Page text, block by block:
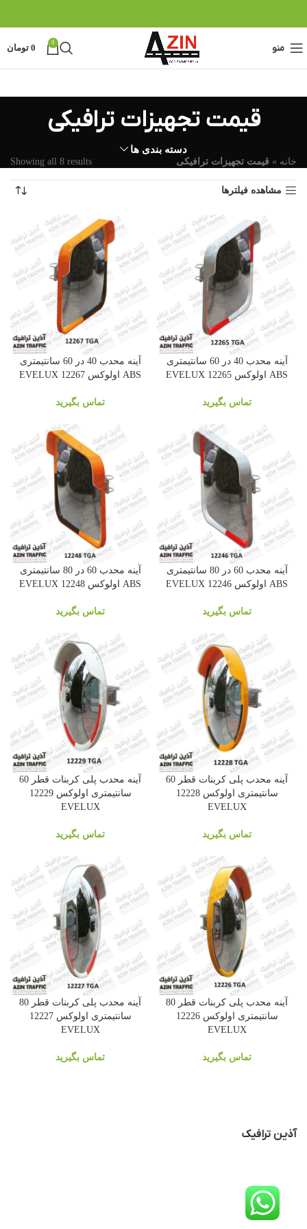
منو 0
0 تومان
قیمت تجهیزات ترافیکی
دسته بندی ها
خانه » قیمت تجهیزات ترافیکی Showing all 8 results
مشاهده فیلترها
آینه محدب 40 در 60 سانتیمتری
ABS اولوکس 12265 EVELUX
تماس بگیرید
آینه محدب 40 در 60 سانتیمتری
ABS اولوکس 12267 EVELUX
تماس بگیرید
آینه محدب 60 در 80 سانتیمتری
ABS اولوکس 12246 EVELUX
تماس بگیرید
آینه محدب 60 در 80 سانتیمتری
ABS اولوکس 12248 EVELUX
تماس بگیرید
آینه محدب پلی کربنات قطر 60
سانتیمتری اولوکس 12228
EVELUX
تماس بگیرید
آینه محدب پلی کربنات قطر 60
سانتیمتری اولوکس 12229
EVELUX
تماس بگیرید
آینه محدب پلی کربنات قطر 80
سانتیمتری اولوکس 12226
EVELUX
تماس بگیرید
آینه محدب پلی کربنات قطر 80
سانتیمتری اولوکس 12227
EVELUX
تماس بگیرید
آذین ترافیک